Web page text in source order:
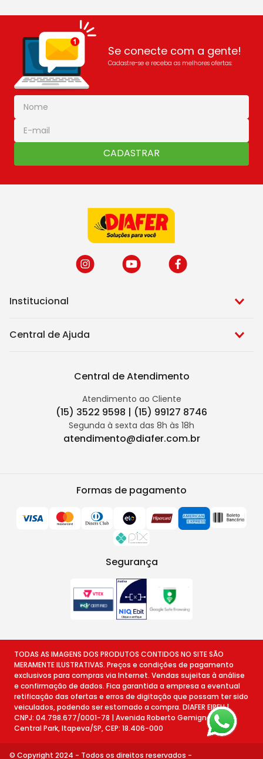
Se conecte com a gente!
Cadastre-se e receba as melhores ofertas:
CADASTRAR
Institucional
Central de Ajuda
Central de Atendimento
Atendimento ao Cliente
(15) 3522 9598 | (15) 99127 8746
Segunda à sexta das 8h às 18h
atendimento@diafer.com.br
Formas de pagamento
Segurança
TODAS AS IMAGENS DOS PRODUTOS CONTIDOS NO SITE SÃO
MERAMENTE ILUSTRATIVAS. Preços e condições de pagamento
exclusivos para compras via Internet. Vendas sujeitas à análise
e confirmação de dados. Fica garantida a empresa a eventual
retificação das ofertas e erros de digitação que possam ter sido
veiculados, podendo ser estornado a compra. DIAFER EIRELI |
CNPJ: 04.798.677/0001-78 | Avenida Roberto Gemignani, 78 -
Central Park, Itapeva/SP, CEP: 18.406-000
© Copyright 2024 - Todos os direitos reservados -